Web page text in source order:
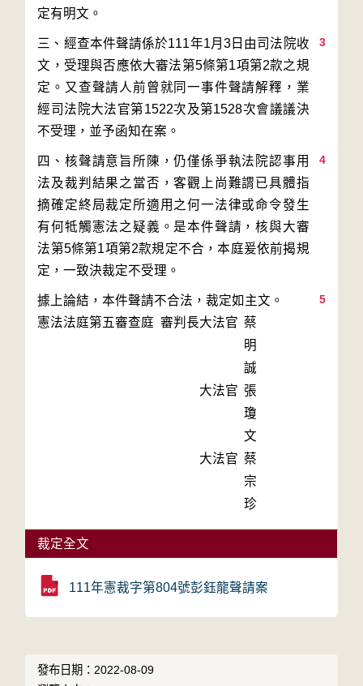
3
三、經查本件聲請係於111年1月3日由司法院收
文，受理與否應依大審法第5條第1項第2款之規
定。又查聲請人前曾就同一事件聲請解釋，業
經司法院大法官第1522次及第1528次會議議決
4
四、核聲請意旨所陳，仍僅係爭執法院認事用
法及裁判結果之當否，客觀上尚難謂已具體指
摘確定終局裁定所適用之何一法律或命令發生
有何牴觸憲法之疑義。是本件聲請，核與大審
法第5條第1項第2款規定不合，本庭爰依前揭規
5
據上論結，本件聲請不合法，裁定如主文。
憲法法庭第五審查庭 審判長大法官 蔡
明
誠
大法官 張
瓊
文
大法官 蔡
宗
珍
裁定全文
111年憲裁字第804號彭鈺龍聲請案
發布日期：2022-08-09